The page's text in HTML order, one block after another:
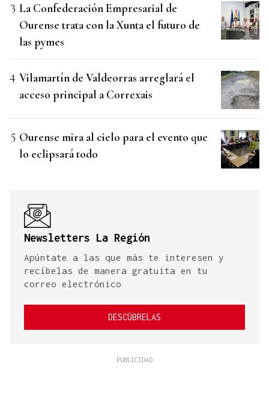
La Confederación Empresarial de
Ourense trata con la Xunta el futuro de
las pymes
Vilamartín de Valdeorras arreglará el
acceso principal a Correxais
Ourense mira al cielo para el evento que
lo eclipsará todo
Newsletters La Región
Apúntate a las que más te interesen y
recíbelas de manera gratuita en tu
correo electrónico
DESCÚBRELAS